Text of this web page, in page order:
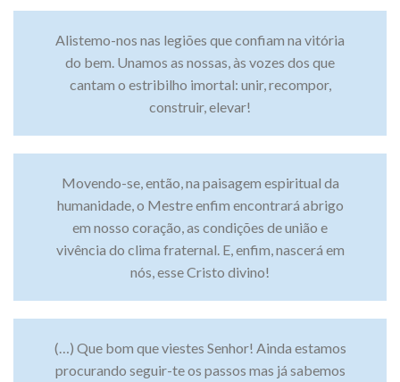
Alistemo-nos nas legiões que confiam na vitória
do bem. Unamos as nossas, às vozes dos que
cantam o estribilho imortal: unir, recompor,
construir, elevar!
Movendo-se, então, na paisagem espiritual da
humanidade, o Mestre enfim encontrará abrigo
em nosso coração, as condições de união e
vivência do clima fraternal. E, enfim, nascerá em
nós, esse Cristo divino!
(…) Que bom que viestes Senhor! Ainda estamos
procurando seguir-te os passos mas já sabemos